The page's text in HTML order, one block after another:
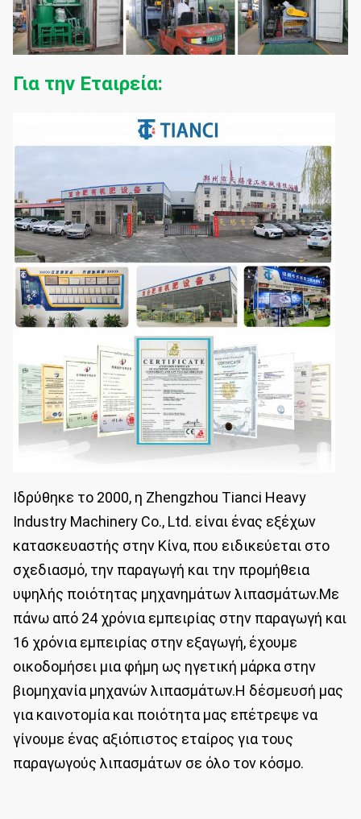
Για την Εταιρεία:
Ιδρύθηκε το 2000, η Zhengzhou Tianci Heavy
Industry Machinery Co., Ltd. είναι ένας εξέχων
κατασκευαστής στην Κίνα, που ειδικεύεται στο
σχεδιασμό, την παραγωγή και την προμήθεια
υψηλής ποιότητας μηχανημάτων λιπασμάτων.Με
πάνω από 24 χρόνια εμπειρίας στην παραγωγή και
16 χρόνια εμπειρίας στην εξαγωγή, έχουμε
οικοδομήσει μια φήμη ως ηγετική μάρκα στην
βιομηχανία μηχανών λιπασμάτων.Η δέσμευσή μας
για καινοτομία και ποιότητα μας επέτρεψε να
γίνουμε ένας αξιόπιστος εταίρος για τους
παραγωγούς λιπασμάτων σε όλο τον κόσμο.